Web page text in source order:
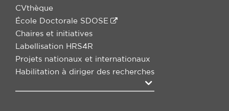
CVthèque
École Doctorale SDOSE
Chaires et initiatives
Labellisation HRS4R
Projets nationaux et internationaux
Habilitation à diriger des recherches
Agrandir